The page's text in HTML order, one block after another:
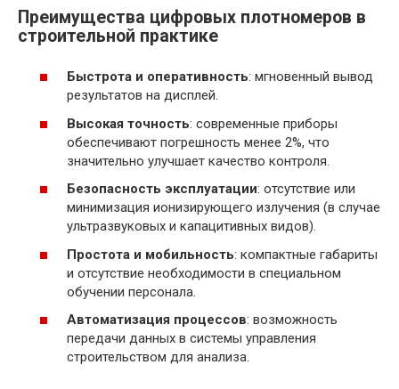
Преимущества цифровых плотномеров в
строительной практике
Быстрота и оперативность: мгновенный вывод
результатов на дисплей.
Высокая точность: современные приборы
обеспечивают погрешность менее 2%, что
значительно улучшает качество контроля.
Безопасность эксплуатации: отсутствие или
минимизация ионизирующего излучения (в случае
ультразвуковых и капацитивных видов).
Простота и мобильность: компактные габариты
и отсутствие необходимости в специальном
обучении персонала.
Автоматизация процессов: возможность
передачи данных в системы управления
строительством для анализа.